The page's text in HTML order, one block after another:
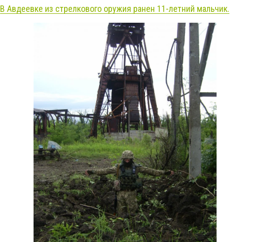
В Авдеевке из стрелкового оружия ранен 11-летний мальчик.